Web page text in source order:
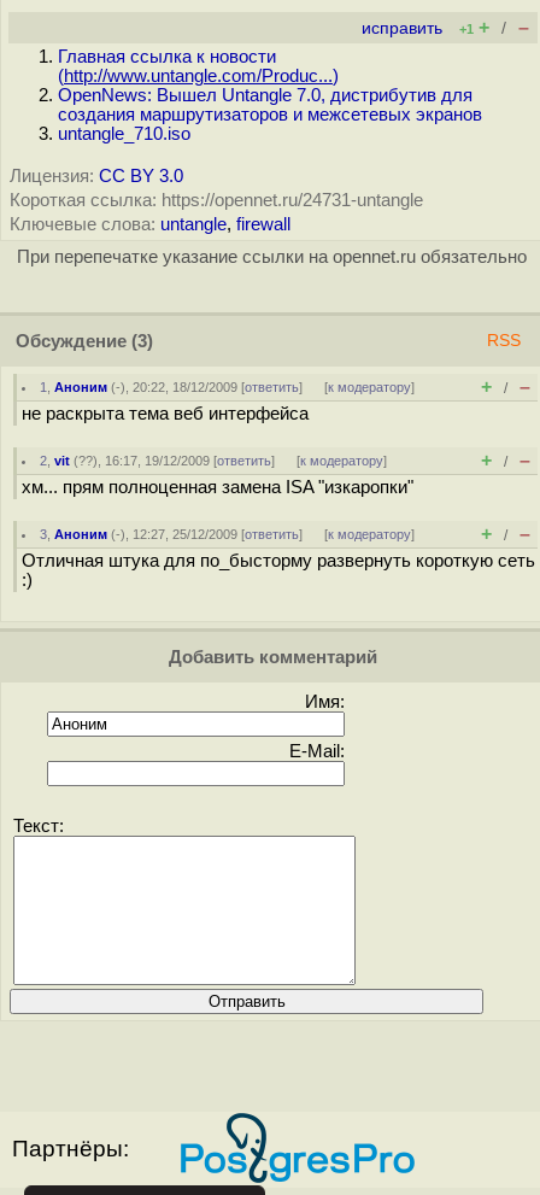
исправить +1 + / –
Главная ссылка к новости
(http://www.untangle.com/Produc...)
OpenNews: Вышел Untangle 7.0, дистрибутив для
создания маршрутизаторов и межсетевых экранов
untangle_710.iso
Лицензия: CC BY 3.0
Короткая ссылка: https://opennet.ru/24731-untangle
Ключевые слова: untangle, firewall
При перепечатке указание ссылки на opennet.ru обязательно
Обсуждение (3) RSS
1 ,Аноним (-), 20:22, 18/12/2009 [ответить] [к модератору] + / –
не раскрыта тема веб интерфейса
2 ,vit (??), 16:17, 19/12/2009 [ответить] [к модератору] + / –
хм... прям полноценная замена ISA "изкаропки"
3 ,Аноним (-), 12:27, 25/12/2009 [ответить] [к модератору] + / –
Отличная штука для по_бысторму развернуть короткую сеть
:)
Добавить комментарий
Имя:
E-Mail:
Текст:
Партнёры: